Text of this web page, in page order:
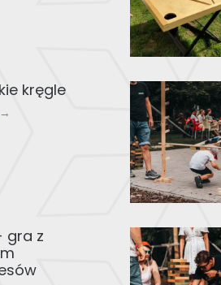
kręgle
gra z